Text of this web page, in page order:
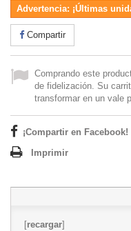
Advertencia: ¡Últimas
Compartir
Comprando este
de fidelización. Su
transformar en un vale
¡Compartir en Facebook!
Imprimir
[recargar]